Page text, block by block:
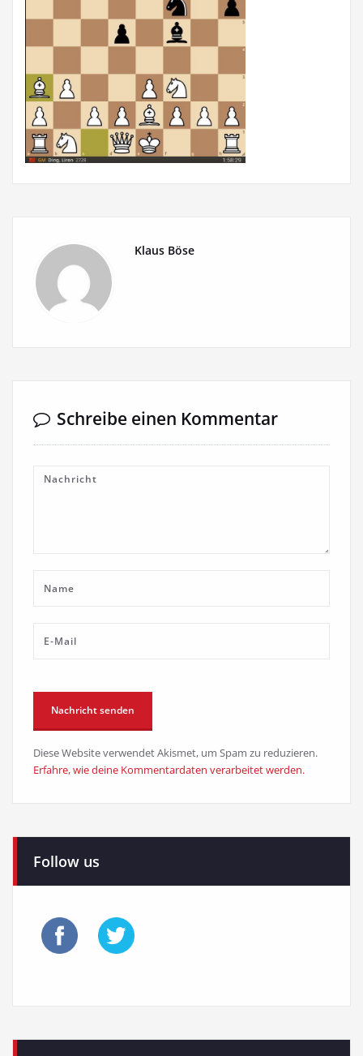
Klaus Böse
Schreibe einen Kommentar
Diese Website verwendet Akismet, um Spam zu reduzieren.
Erfahre, wie deine Kommentardaten verarbeitet werden.
Follow us